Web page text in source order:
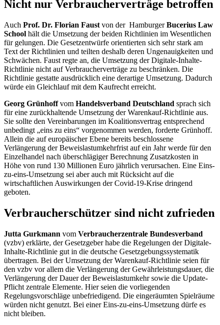
Nicht nur Verbraucherverträge betroffen
Auch Prof. Dr. Florian Faust von der HamburgerBucerius Law
School hält die Umsetzung der beiden Richtlinien im Wesentlichen
für gelungen. Die Gesetzentwürfe orientierten sich sehr stark am
Text der Richtlinien und teilten deshalb deren Ungenauigkeiten und
Schwächen. Faust regte an, die Umsetzung der Digitale-Inhalte-
Richtlinie nicht auf Verbraucherverträge zu beschränken. Die
Richtlinie gestatte ausdrücklich eine derartige Umsetzung. Dadurch
würde ein Gleichlauf mit dem Kaufrecht erreicht.
Georg Grünhoffvom Handelsverband Deutschland sprach sich
für eine zurückhaltende Umsetzung der Warenkauf-Richtlinie aus.
Sie sollte den Vereinbarungen im Koalitionsvertrag entsprechend
unbedingt „eins zu eins“ vorgenommen werden, forderte Grünhoff.
Allein die auf europäischer Ebene bereits beschlossene
Verlängerung der Beweislastumkehrfrist auf ein Jahr werde für den
Einzelhandel nach überschlägiger Berechnung Zusatzkosten in
Höhe von rund 130 Millionen Euro jährlich verursachen. Eine Eins-
zu-eins-Umsetzung sei aber auch mit Rücksicht auf die
wirtschaftlichen Auswirkungen der Covid-19-Krise dringend
geboten.
Verbraucherschützer sind nicht zufrieden
Jutta Gurkmann vom Verbraucherzentrale Bundesverband
(vzbv) erklärte, der Gesetzgeber habe die Regelungen der Digitale-
Inhalte-Richtlinie gut in die deutsche Gesetzgebungssystematik
übertragen. Bei der Umsetzung der Warenkauf-Richtlinie seien für
den vzbv vor allem die Verlängerung der Gewährleistungsdauer, die
Verlängerung der Dauer der Beweislastumkehr sowie die Update-
Pflicht zentrale Elemente. Hier seien die vorliegenden
Regelungsvorschläge unbefriedigend. Die eingeräumten Spielräume
würden nicht genutzt. Bei einer Eins-zu-eins-Umsetzung dürfe es
nicht bleiben.